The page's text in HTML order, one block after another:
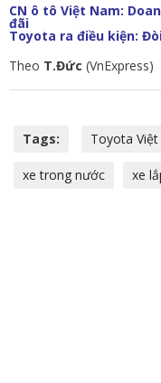
CN ô tô Việt Nam:
đãi
Toyota ra điều kiện:
Theo T.Đức (VnExpress)
Tags: Toyota
xe trong nước xe